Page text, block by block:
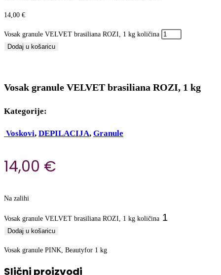
14,00 €
Vosak granule VELVET brasiliana ROZI, 1 kg količina
Dodaj u košaricu
Vosak granule VELVET brasiliana ROZI, 1 kg
Kategorije:
Voskovi, DEPILACIJA, Granule
14,00 €
Na zalihi
Vosak granule VELVET brasiliana ROZI, 1 kg količina
Dodaj u košaricu
Vosak granule PINK, Beautyfor 1 kg
Slični proizvodi